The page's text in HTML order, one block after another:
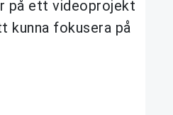
på ett videoprojekt
kunna fokusera på